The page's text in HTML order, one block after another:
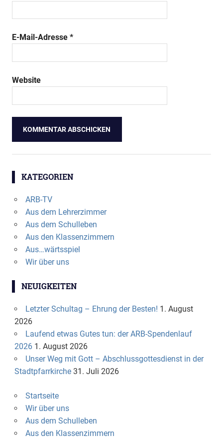
E-Mail-Adresse *
Website
KATEGORIEN
ARB-TV
Aus dem Lehrerzimmer
Aus dem Schulleben
Aus den Klassenzimmern
Aus…wärtsspiel
Wir über uns
NEUIGKEITEN
Letzter Schultag – Ehrung der Besten! 1. August
2026
Laufend etwas Gutes tun: der ARB-Spendenlauf
2026 1. August 2026
Unser Weg mit Gott – Abschlussgottesdienst in der
Stadtpfarrkirche 31. Juli 2026
Startseite
Wir über uns
Aus dem Schulleben
Aus den Klassenzimmern